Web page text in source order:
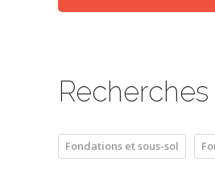
Fondations et sous-sol